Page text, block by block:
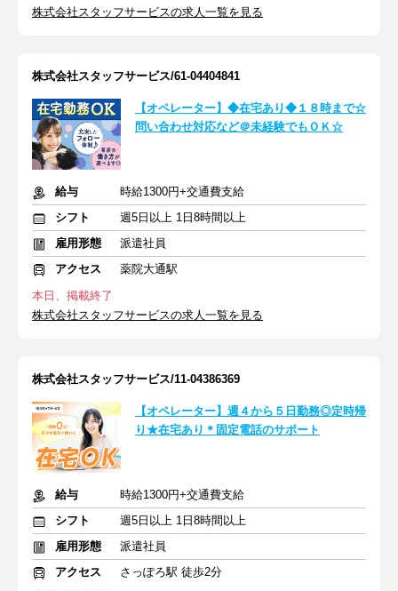
株式会社スタッフサービスの求人一覧を見る
株式会社スタッフサービス/61-04404841
【オペレーター】◆在宅あり◆１８時まで☆
問い合わせ対応など＠未経験でもＯＫ☆
給与
時給1300円+交通費支給
シフト
週5日以上 1日8時間以上
雇用形態
派遣社員
アクセス
薬院大通駅
本日、掲載終了
株式会社スタッフサービスの求人一覧を見る
株式会社スタッフサービス/11-04386369
【オペレーター】週４から５日勤務◎定時帰
り★在宅あり＊固定電話のサポート
給与
時給1300円+交通費支給
シフト
週5日以上 1日8時間以上
雇用形態
派遣社員
アクセス
さっぽろ駅 徒歩2分